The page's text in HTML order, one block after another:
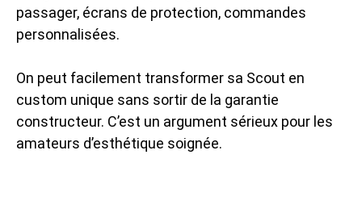
passager, écrans de protection, commandes
personnalisées.
On peut facilement transformer sa Scout en
custom unique sans sortir de la garantie
constructeur. C’est un argument sérieux pour les
amateurs d’esthétique soignée.